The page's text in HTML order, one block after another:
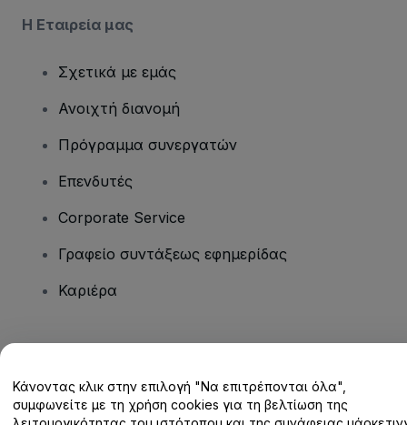
Η Εταιρεία μας
Σχετικά με εμάς
Ανοιχτή διανομή
Πρόγραμμα συνεργατών
Επενδυτές
Corporate Service
Γραφείο συντάξεως εφημερίδας
Καριέρα
Κέντρο βοήθειας / Επικοινωνήστε μαζί μας
Κάνοντας κλικ στην επιλογή "Να επιτρέπονται όλα",
συμφωνείτε με τη χρήση cookies για τη βελτίωση της